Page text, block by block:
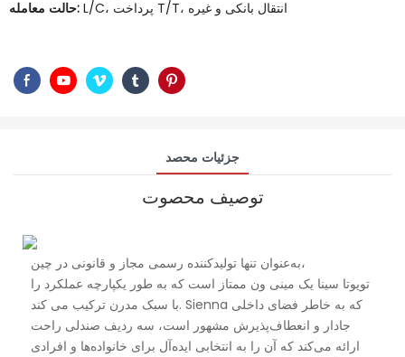
حالت معامله:
L/C، پرداخت T/T، انتقال بانکی و غیره
جزئیات محصد
توصیف محصوت
به‌عنوان تنها تولیدکننده رسمی مجاز و قانونی در چین،
تویوتا سینا یک مینی ون ممتاز است که به طور یکپارچه عملکرد را
با سبک مدرن ترکیب می کند. Sienna که به خاطر فضای داخلی
جادار و انعطاف‌پذیرش مشهور است، سه ردیف صندلی راحت
ارائه می‌کند که آن را به انتخابی ایده‌آل برای خانواده‌ها و افرادی